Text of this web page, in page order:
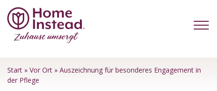
Start » Vor Ort » Auszeichnung für besonderes Engagement in
der Pflege